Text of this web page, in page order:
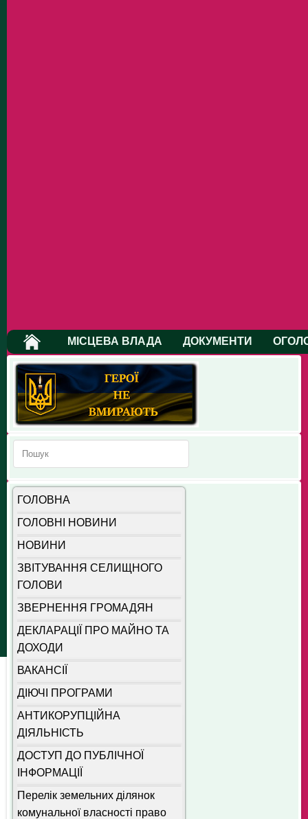
МІСЦЕВА ВЛАДА ДОКУМЕНТИ
ГОЛОВНА
ГОЛОВНІ НОВИНИ
НОВИНИ
ЗВІТУВАННЯ СЕЛИЩНОГО
ГОЛОВИ
ЗВЕРНЕННЯ ГРОМАДЯН
ДЕКЛАРАЦІЇ ПРО МАЙНО ТА
ДОХОДИ
ВАКАНСІЇ
ДІЮЧІ ПРОГРАМИ
АНТИКОРУПЦІЙНА
ДІЯЛЬНІСТЬ
ДОСТУП ДО ПУБЛІЧНОЇ
ІНФОРМАЦІЇ
Перелік земельних ділянок
комунальної власності право